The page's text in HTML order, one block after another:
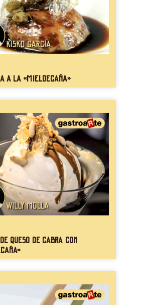
a la «mieldecaña»
queso de cabra con